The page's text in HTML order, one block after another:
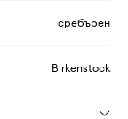
сребърен
Birkenstock